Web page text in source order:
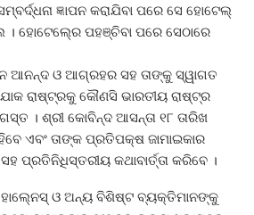
ଜ୍ଞାପନ କରାଯିବା ପରେ ସେ ହୋଟେଲ୍‍
ହୋଟେଲ୍‍ରେ ପହଞ୍ଚିବା ପରେ ସେଠାରେ
ଆନନ୍ଦ ଓ ଆଗ୍ରହର ସହ ତାଙ୍କୁ ସ୍ୱାଗତ
ରାଷ୍ଟ୍ରକୁ କୌଣସି ଭାରତୀୟ ରାଷ୍ଟ୍ର
। ଶ୍ରୀ କୋବିନ୍ଦ ଆସନ୍ତା ୧୮ ତାରିଖ
ଏବଂ ତାଙ୍କ ପ୍ରତିପକ୍ଷ ଜାମାଇକାର
ପ୍ରତିନିଧିସ୍ତରୀୟ କଥାବାର୍ତ୍ତା କରିବେ ।
ଓ ଅନ୍ୟ ବିଶିଷ୍ଟ ବ୍ୟକ୍ତିମାନଙ୍କୁ